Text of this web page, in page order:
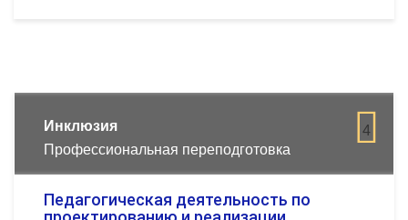
4
Инклюзия
Профессиональная переподготовка
Педагогическая деятельность по